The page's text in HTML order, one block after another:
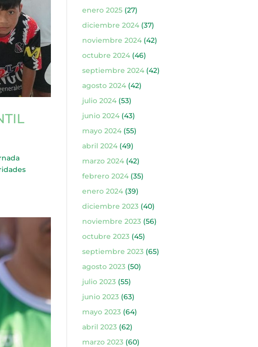
enero 2025(27)
diciembre 2024(37)
noviembre 2024(42)
octubre 2024(46)
septiembre 2024(42)
agosto 2024(42)
julio 2024(53)
junio 2024(43)
mayo 2024(55)
abril 2024(49)
marzo 2024(42)
febrero 2024(35)
enero 2024(39)
diciembre 2023(40)
noviembre 2023(56)
octubre 2023(45)
septiembre 2023(65)
agosto 2023(50)
julio 2023(55)
junio 2023(63)
mayo 2023(64)
abril 2023(62)
marzo 2023(60)